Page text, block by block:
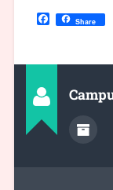
Facebook
Share